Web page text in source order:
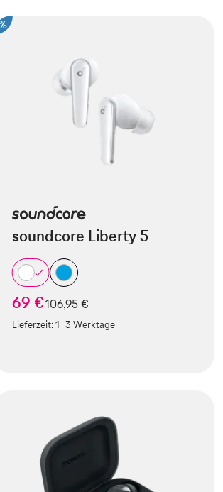
soundcore Liberty 5
69 €statt
106,95 €
Lieferzeit:1-3 Werktage